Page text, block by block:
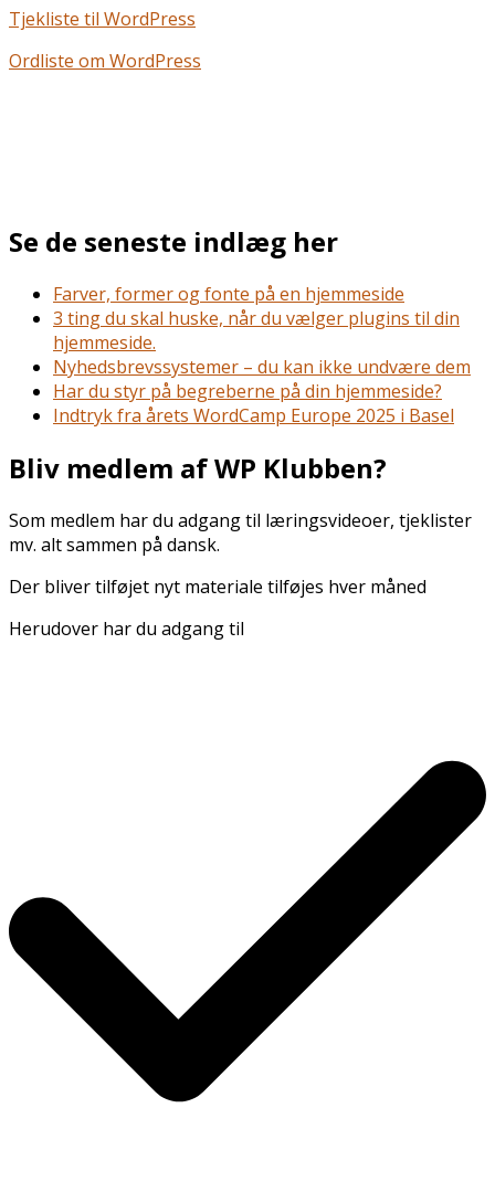
Tjekliste til WordPress
Ordliste om WordPress
Se de seneste indlæg her
Farver, former og fonte på en hjemmeside
3 ting du skal huske, når du vælger plugins til din
hjemmeside.
Nyhedsbrevssystemer – du kan ikke undvære dem
Har du styr på begreberne på din hjemmeside?
Indtryk fra årets WordCamp Europe 2025 i Basel
Bliv medlem af WP Klubben?
Som medlem har du adgang til læringsvideoer, tjeklister
mv. alt sammen på dansk.
Der bliver tilføjet nyt materiale tilføjes hver måned
Herudover har du adgang til